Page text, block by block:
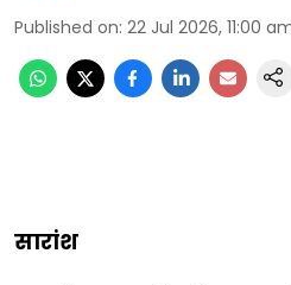
Published on: 22 Jul 2026, 11:00
सारांश